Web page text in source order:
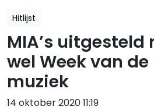
Hitlijst
MIA’s uitgesteld
wel Week van
muziek
14 oktober 2020 11:19